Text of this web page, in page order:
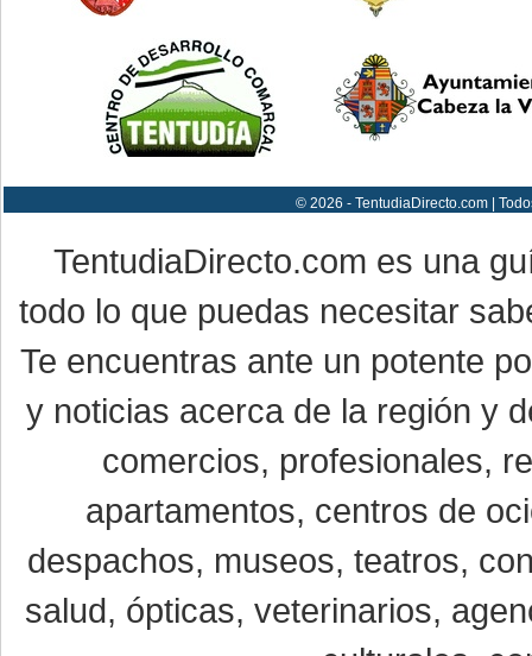
© 2026 - TentudiaDirecto.com |
TentudiaDirecto.com es una
todo lo que puedas necesitar
Te encuentras ante un potente
y noticias acerca de la región y
comercios, profesionales,
apartamentos, centros de
despachos, museos, teatros,
salud, ópticas, veterinarios,